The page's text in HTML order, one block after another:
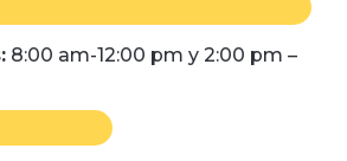
8:00 am-12:00 pm y 2:00 pm –